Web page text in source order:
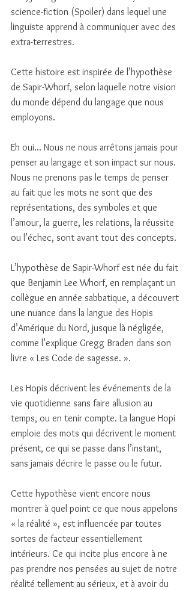
science-fiction (Spoiler) dans lequel une
linguiste apprend à communiquer avec des
extra-terrestres.
Cette histoire est inspirée de l’hypothèse
de Sapir-Whorf, selon laquelle notre vision
du monde dépend du langage que nous
employons.
Eh oui... Nous ne nous arrêtons jamais pour
penser au langage et son impact sur nous.
Nous ne prenons pas le temps de penser
au fait que les mots ne sont que des
représentations, des symboles et que
l’amour, la guerre, les relations, la réussite
ou l’échec, sont avant tout des concepts.
L’hypothèse de Sapir-Whorf est née du fait
que Benjamin Lee Whorf, en remplaçant un
collègue en année sabbatique, a découvert
une nuance dans la langue des Hopis
d’Amérique du Nord, jusque là négligée,
comme l’explique Gregg Braden dans son
livre « Les Code de sagesse. ».
Les Hopis décrivent les événements de la
vie quotidienne sans faire allusion au
temps, ou en tenir compte. La langue Hopi
emploie des mots qui décrivent le moment
présent, ce qui se passe dans l’instant,
sans jamais décrire le passe ou le futur.
Cette hypothèse vient encore nous
montrer à quel point ce que nous appelons
« la réalité », est influencée par toutes
sortes de facteur essentiellement
intérieurs. Ce qui incite plus encore à ne
pas prendre nos pensées au sujet de notre
réalité tellement au sérieux, et à avoir du